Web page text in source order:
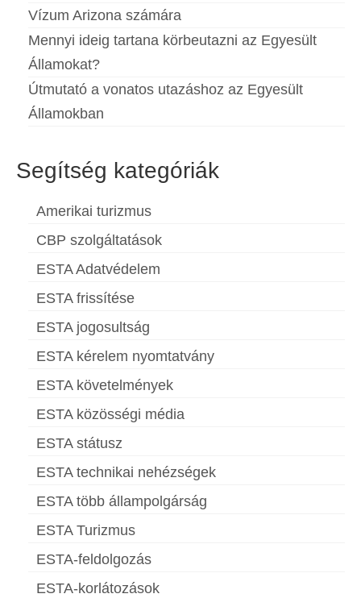
Vízum Arizona számára
Mennyi ideig tartana körbeutazni az Egyesült
Államokat?
Útmutató a vonatos utazáshoz az Egyesült
Államokban
Segítség kategóriák
Amerikai turizmus
CBP szolgáltatások
ESTA Adatvédelem
ESTA frissítése
ESTA jogosultság
ESTA kérelem nyomtatvány
ESTA követelmények
ESTA közösségi média
ESTA státusz
ESTA technikai nehézségek
ESTA több állampolgárság
ESTA Turizmus
ESTA-feldolgozás
ESTA-korlátozások